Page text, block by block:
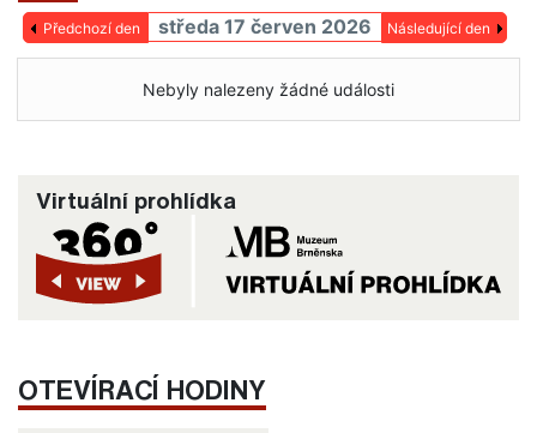
Předchozí den středa 17 červen 2026 Následující den
Nebyly nalezeny žádné události
Virtuální prohlídka
OTEVÍRACÍ HODINY